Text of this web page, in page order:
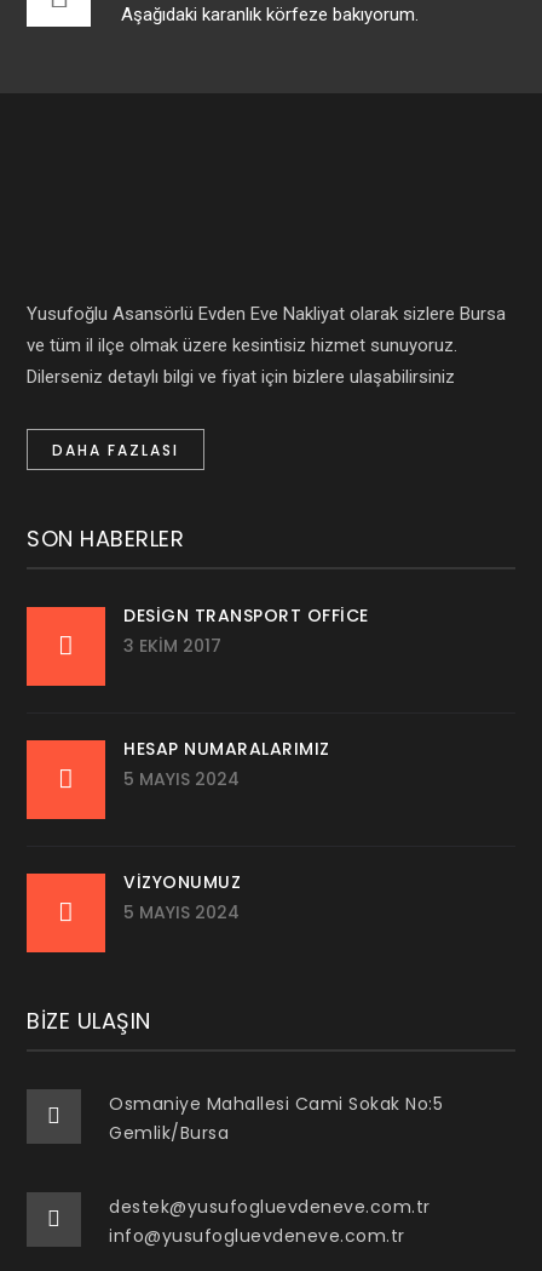
Aşağıdaki karanlık körfeze bakıyorum.
Yusufoğlu Asansörlü Evden Eve Nakliyat olarak sizlere Bursa
ve tüm il ilçe olmak üzere kesintisiz hizmet sunuyoruz.
Dilerseniz detaylı bilgi ve fiyat için bizlere ulaşabilirsiniz
DAHA FAZLASI
SON HABERLER
DESIGN TRANSPORT OFFICE
3 EKIM 2017
HESAP NUMARALARIMIZ
5 MAYIS 2024
VIZYONUMUZ
5 MAYIS 2024
BIZE ULAŞIN
Osmaniye Mahallesi Cami Sokak No:5
Gemlik/Bursa
destek@yusufogluevdeneve.com.tr
info@yusufogluevdeneve.com.tr